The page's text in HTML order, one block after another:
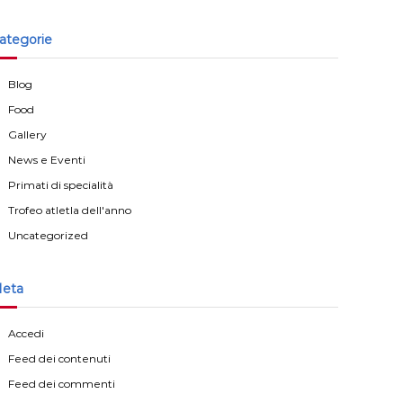
Blog
Food
Gallery
News e Eventi
Primati di specialità
Trofeo atletla dell'anno
Uncategorized
Accedi
Feed dei contenuti
Feed dei commenti